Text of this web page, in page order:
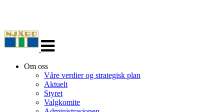
navigasjon
Om oss
Våre verdier og strategisk plan
Aktuelt
Styret
Valgkomite